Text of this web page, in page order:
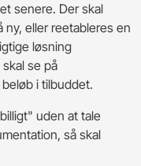
senere. Der skal
eller reetableres en
løsning
se på
i tilbuddet.
uden at tale
så skal